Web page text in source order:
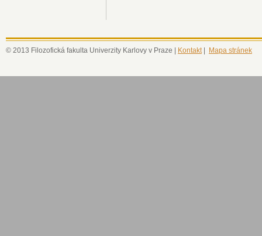
© 2013 Filozofická fakulta Univerzity Karlovy v Praze | Kontakt| Mapa stránek